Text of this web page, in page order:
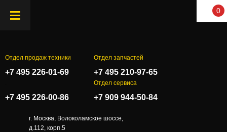
0
Отдел продаж техники
+7 495 226-01-69
Отдел запчастей
+7 495 210-97-65
+7 495 226-00-86
Отдел сервиса
+7 909 944-50-84
г. Москва, Волоколамское шоссе,
д.112, корп.5